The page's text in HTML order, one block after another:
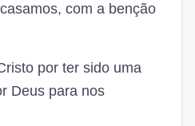
com a benção
por ter sido uma
Deus para nos